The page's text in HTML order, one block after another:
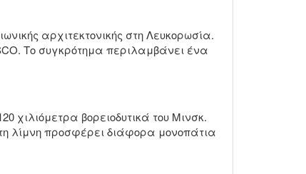
αρχιτεκτονικής στη Λευκορωσία.
Το συγκρότημα περιλαμβάνει ένα
χιλιόμετρα βορειοδυτικά του Μινσκ.
λίμνη προσφέρει διάφορα μονοπάτια